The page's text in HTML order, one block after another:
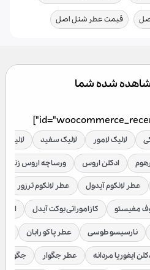
, قیمت عطر شنل اصل
شده شما
لالیک لامور لالیک سفید لالیک
ادکلن اروس ورساچه اروس زنانه
عطر لانکوم آیدول عطر لانکوم ترزور
مفیستو کازاموراتی بوکت آیدل
نارسیسو طوسی عطر پاکو رابان
ایفوریا مردانه عطر جگوار جگوار